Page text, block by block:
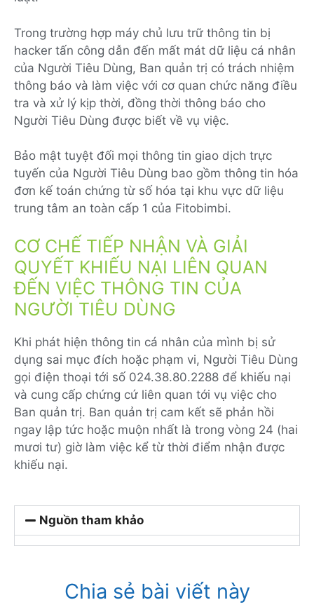
Trong trường hợp máy chủ lưu trữ thông tin bị
hacker tấn công dẫn đến mất mát dữ liệu cá nhân
của Người Tiêu Dùng, Ban quản trị có trách nhiệm
thông báo và làm việc với cơ quan chức năng điều
tra và xử lý kịp thời, đồng thời thông báo cho
Người Tiêu Dùng được biết về vụ việc.
Bảo mật tuyệt đối mọi thông tin giao dịch trực
tuyến của Người Tiêu Dùng bao gồm thông tin hóa
đơn kế toán chứng từ số hóa tại khu vực dữ liệu
trung tâm an toàn cấp 1 của Fitobimbi.
CƠ CHẾ TIẾP NHẬN VÀ GIẢI
QUYẾT KHIẾU NẠI LIÊN QUAN
ĐẾN VIỆC THÔNG TIN CỦA
NGƯỜI TIÊU DÙNG
Khi phát hiện thông tin cá nhân của mình bị sử
dụng sai mục đích hoặc phạm vi, Người Tiêu Dùng
gọi điện thoại tới số 024.38.80.2288 để khiếu nại
và cung cấp chứng cứ liên quan tới vụ việc cho
Ban quản trị. Ban quản trị cam kết sẽ phản hồi
ngay lập tức hoặc muộn nhất là trong vòng 24 (hai
mươi tư) giờ làm việc kể từ thời điểm nhận được
khiếu nại.
Nguồn tham khảo
Chia sẻ bài viết này